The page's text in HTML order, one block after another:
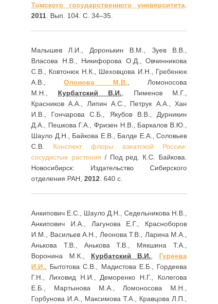
Томского государственного университета.
2011. Вып. 104. С. 34–35.
Малышев Л.И., Доронькин В.М., Зуев В.В.,
Власова Н.В., Никифорова О.Д., Овчинникова
С.В., Ковтонюк Н.К., Шеховцова И.Н., Гребенюк
А.В.,Олонова М.В., Ломоносова
М.Н., Курбатский В.И., Пименов М.Г.,
Красников А.А., Липин А.С., Петрук А.А., Хан
И.В., Гончарова С.Б., Якубов В.В., Дурникин
Д.А., Пешкова Г.А., Фризен Н.В., Баркалов В.Ю.,
Шауло Д.Н., Байкова Е.В., Балде Е.А., Соловьев
С.В. Конспект флоры азиатской России:
сосудистые растения / Под ред. К.С. Байкова.
Новосибирск: Издательство Сибирского
отделения РАН, 2012. 640 с.
Анкипович Е.С., Шауло Д.Н., Седельникова Н.В.,
Анкипович И.А., Лагунова Е.Г., Красноборов
И.М., Васильев А.Н., Леонова Т.В., Ларина М.А.,
Анькова Т.В., Анькова Т.В., Мякшина Т.А.,
Воронина М.К., Курбатский В.И., Гуреева
И.И., Бытотова С.В., Мадистова Е.Б., Гордеева
Г.Н., Лиховид Н.И., Деморенко Н.Г., Колегова
Е.Б., Мартынова М.А., Ломоносова М.Н.,
Горбунова И.А., Максимова Т.А., Кравцова Л.П.,